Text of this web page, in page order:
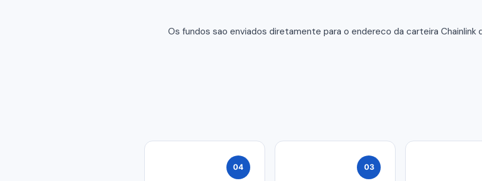
Os fundos sao enviados diretamente para o endereco da carteira
03
04